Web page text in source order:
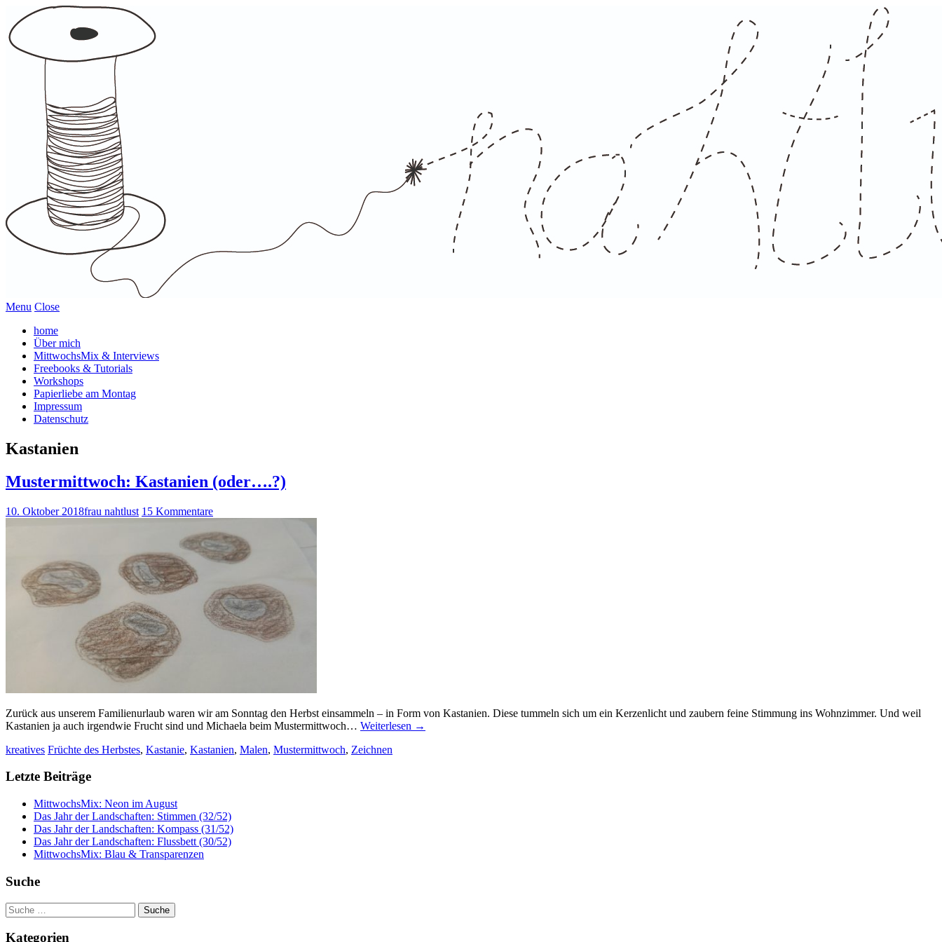
Menu Close
home
Über mich
MittwochsMix & Interviews
Freebooks & Tutorials
Workshops
Papierliebe am Montag
Impressum
Datenschutz
Kastanien
Mustermittwoch: Kastanien (oder….?)
10. Oktober 2018frau nahtlust 15 Kommentare
Zurück aus unserem Familienurlaub waren wir am Sonntag den Herbst einsammeln – in Form von Kastanien. Diese tummeln sich um ein Kerzenlicht und zaubern feine Stimmung ins Wohnzimmer. Und weil
Kastanien ja auch irgendwie Frucht sind und Michaela beim Mustermittwoch… Weiterlesen →
kreatives Früchte des Herbstes, Kastanie, Kastanien, Malen, Mustermittwoch, Zeichnen
Letzte Beiträge
MittwochsMix: Neon im August
Das Jahr der Landschaften: Stimmen (32/52)
Das Jahr der Landschaften: Kompass (31/52)
Das Jahr der Landschaften: Flussbett (30/52)
MittwochsMix: Blau & Transparenzen
Suche
Suche
nach:
Kategorien